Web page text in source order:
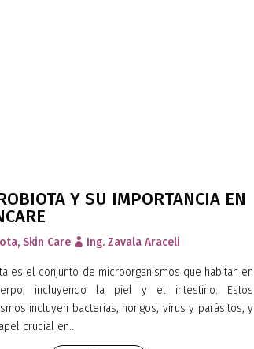
Y SU IMPORTANCIA EN
, Skin Care  Ing. Zavala Araceli
es el conjunto de microorganismos que habitan en
incluyendo la piel y el intestino. Estos
incluyen bacterias, hongos, virus y parásitos, y
crucial en...